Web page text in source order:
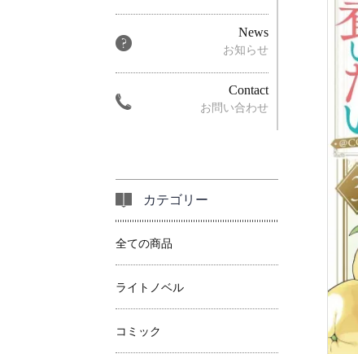
News
お知らせ
Contact
お問い合わせ
カテゴリー
全ての商品
ライトノベル
コミック